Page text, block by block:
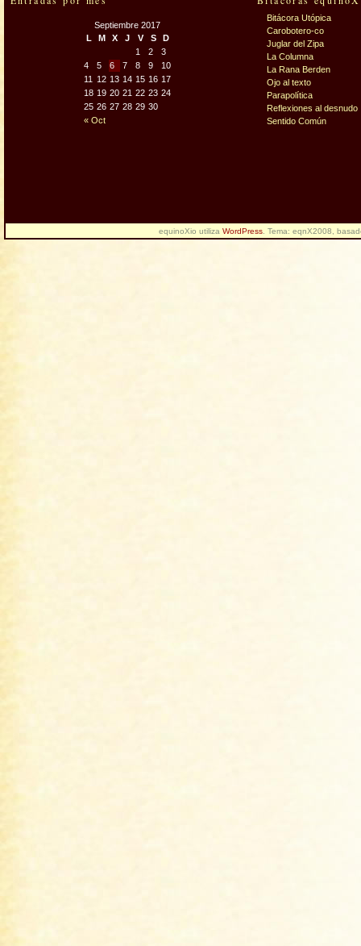
Septiembre 2017
L
M X J V S D
« Oct
1 2
3
4
5 6 7 8 9
10
11
12 13 14 15 16 17
18 19 20 21 22 23 24
25 26 27 28 29 30
Bitácora Utópica
Carobotero-co
Juglar del Zipa
La Columna
La Rana Berden
Ojo al texto
Parapolítica
Reflexiones al desnudo
Sentido Común
equinoXio utiliza WordPress . Tema: eqnX2008,